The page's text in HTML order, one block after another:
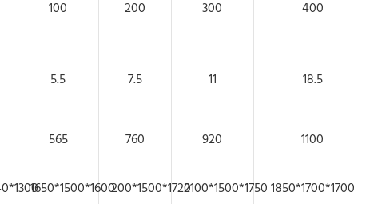
100 200 300 400
5.5 7.5 11 18.5
565 760 920 1100
1650*1500*1600200*1500*17202100*1500*17501850*1700*1700